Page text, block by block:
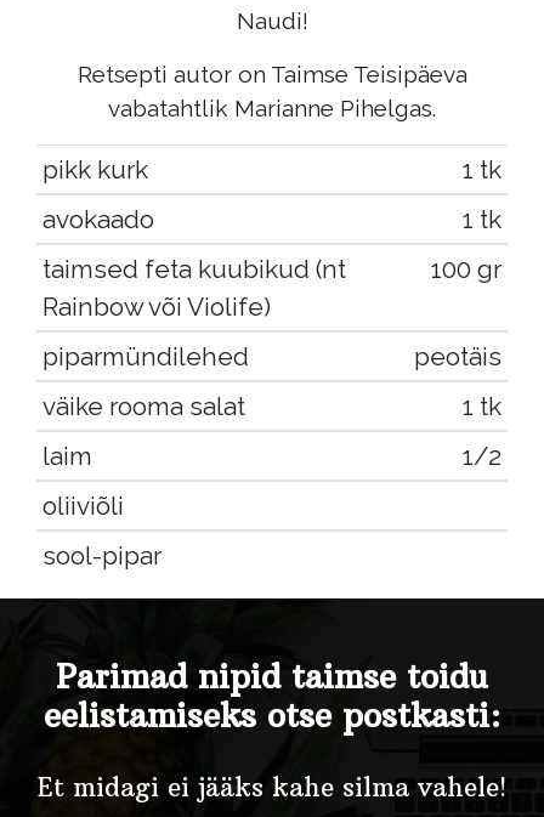
Naudi!
Retsepti autor on Taimse Teisipäeva
vabatahtlik Marianne Pihelgas.
pikk kurk
1 tk
avokaado
1 tk
taimsed feta kuubikud (nt
Rainbow või Violife)
100 gr
piparmündilehed
peotäis
väike rooma salat
1 tk
laim
1/2
oliiviõli
sool-pipar
Parimad nipid taimse toidu
eelistamiseks otse postkasti:
Et midagi ei jääks kahe silma vahele!